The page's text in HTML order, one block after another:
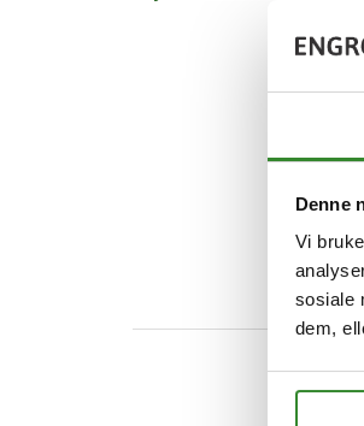
Denne
Vi
sosiale
dem,